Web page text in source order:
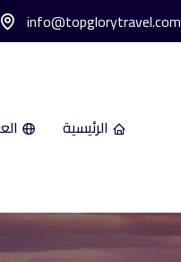
info@topglorytravel.com
الرئيسية